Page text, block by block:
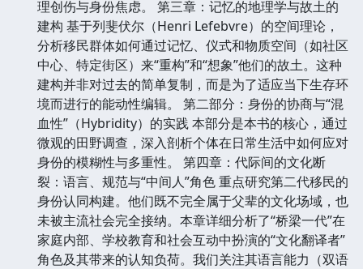
理创伤与身份焦虑。 第三章：记忆的地理学与故土的
建构 基于列斐伏尔（Henri Lefebvre）的空间理论，
分析移民群体如何通过记忆、仪式和物质空间（如社区
中心、特定街区）来“重构”和“想象”他们的故土。这种
建构并非对过去的简单复制，而是为了适应当下生存环
境而进行的能动性编辑。 第二部分：身份的协商与“混
血性”（Hybridity）的实践 本部分是本书的核心，通过
微观的田野调查，深入剖析个体在日常生活中如何应对
身份的模糊性与多重性。 第四章：代际间的文化断
裂：语言、规范与“中间人”角色 重点研究第二代移民的
身份认同构建。他们既不完全属于父辈的文化场域，也
未被主流社会完全接纳。本章详细分析了“桥梁一代”在
家庭内部、学校教育和社会互动中扮演的“文化翻译者”
角色及其带来的认知负荷。我们关注其语言能力（双语